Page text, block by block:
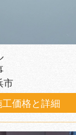
市
工価格と詳細